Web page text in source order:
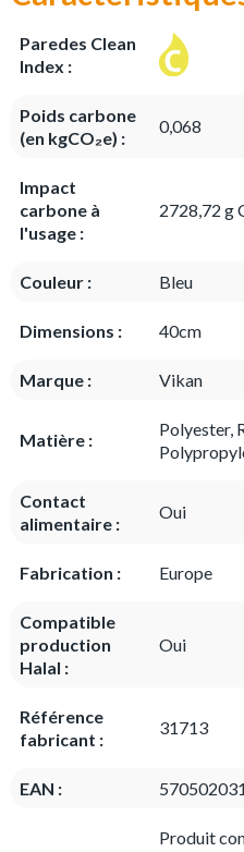
Paredes Clean
Index :
Poids carbone
(en kgCO₂e) :
0,068
Impact
carbone à
l'usage :
2728,72 g
Couleur : Bleu
Dimensions : 40cm
Marque : Vikan
Matière :
Polyester,
Contact
alimentaire :
Oui
Fabrication : Europe
Compatible
production
Halal :
Oui
Référence
fabricant :
31713
EAN :
Produit